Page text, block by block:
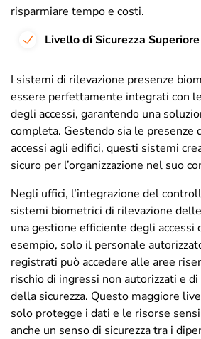
risparmiare tempo e costi.
Livello di Sicurezza Superiore
I sistemi di rilevazione presenze
essere perfettamente integrati con
degli accessi, garantendo una
completa. Gestendo sia le presenze
accessi agli edifici, questi sistemi
sicuro per l’organizzazione nel suo
Negli uffici, l’integrazione del
sistemi biometrici di rilevazione
una gestione efficiente degli accessi
esempio, solo il personale
registrati può accedere alle aree
rischio di ingressi non autorizzati e
della sicurezza. Questo maggiore
solo protegge i dati e le risorse
anche un senso di sicurezza tra i